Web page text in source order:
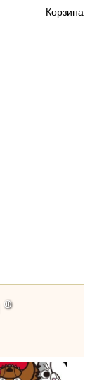
Корзина
®